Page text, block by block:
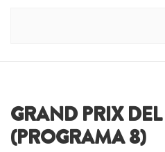
GRAND PRIX
(PROGRAMA 8)